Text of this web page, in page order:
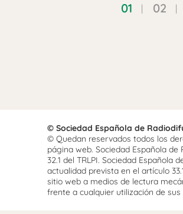
01 02
© Sociedad Española de
© Quedan reservados todos los
página web. Sociedad Española
32.1 del TRLPI. Sociedad
actualidad prevista en el artículo
sitio web a medios de lectura
frente a cualquier utilización de